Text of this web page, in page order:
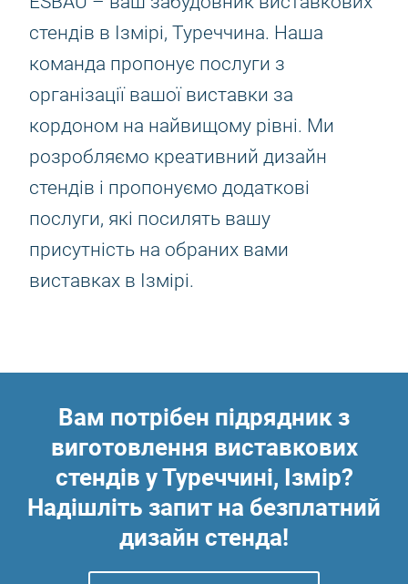
стендів в Ізмірі, Туреччина. Наша
команда пропонує послуги з
організації вашої виставки за
кордоном на найвищому рівні. Ми
розробляємо креативний дизайн
стендів і пропонуємо додаткові
послуги, які посилять вашу
присутність на обраних вами
виставках в Ізмірі.
Вам потрібен підрядник з
виготовлення виставкових
стендів у Туреччині, Ізмір?
Надішліть запит на безплатний
дизайн стенда!